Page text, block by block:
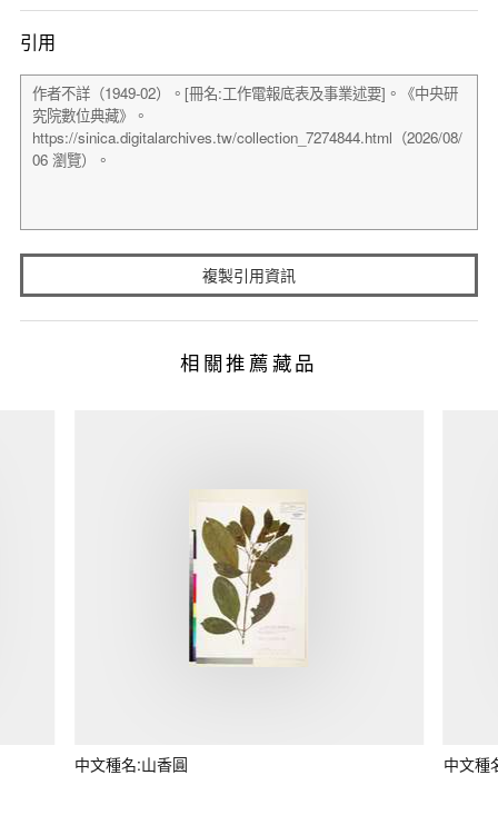
引用
複製引用資訊
相關推薦藏品
中文種名:山香圓 中文種